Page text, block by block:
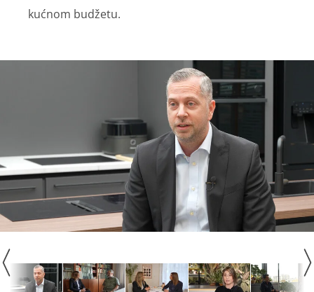
kućnom budžetu.